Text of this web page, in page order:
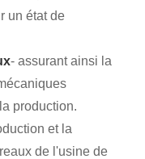
un état de
- assurant ainsi la
production.
et la
de l'usine de